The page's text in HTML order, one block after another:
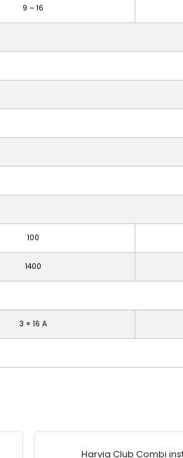
9 – 16
100
1400
3 × 16 A
Harvia Club Combi